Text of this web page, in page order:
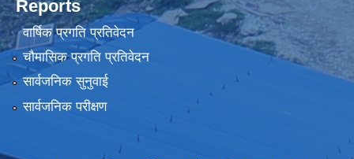
Reports
वार्षिक प्रगति प्रतिवेदन
चौमासिक प्रगति प्रतिवेदन
सार्वजनिक सुनुवाई
सार्वजनिक परीक्षण